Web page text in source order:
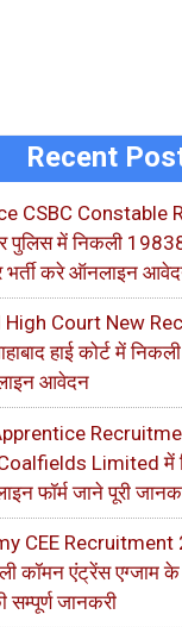
Recent
CSBC Constable
पुलिस में निकली
भर्ती करे ऑनलाइन
High Court New
हाई कोर्ट में
आवेदन
Limited में
फॉर्म जाने पूरी
CEE Recruitment
कॉमन एंट्रेंस एग्जाम के
सम्पूर्ण जानकरी